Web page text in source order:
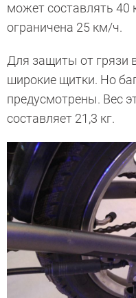
может составлять 40
ограничена 25 км/ч.
Для защиты от грязи
широкие щитки. Но
предусмотрены. Вес
составляет 21,3 кг.